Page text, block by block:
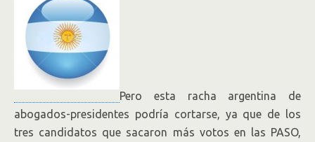
Pero esta racha argentina de
abogados-presidentes podría cortarse, ya que de los
tres candidatos que sacaron más votos en las PASO,